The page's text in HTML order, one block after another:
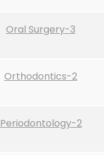
Oral Surgery-3
Orthodontics-2
Periodontology-2